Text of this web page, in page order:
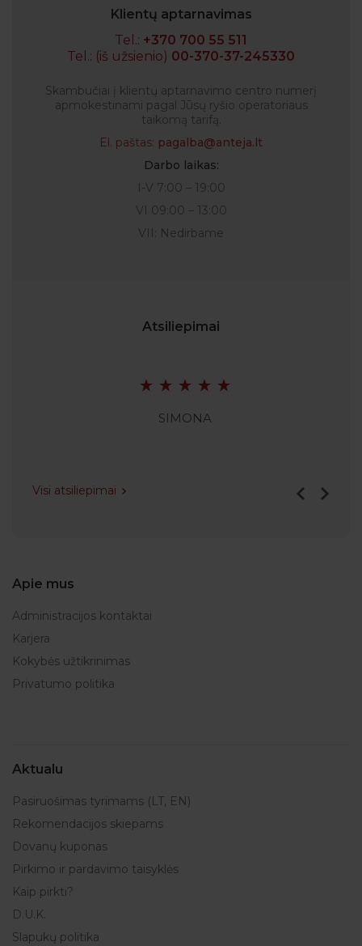
Klientų aptarnavimas
Tel.: +370 700 55 511
Tel.: (iš užsienio) 00-370-37-245330
Skambučiai į klientų aptarnavimo centro numerį
apmokestinami pagal Jūsų ryšio operatoriaus
taikomą tarifą.
El. paštas: pagalba@anteja.lt
Darbo laikas:
I-V 7:00 – 19:00
VI 09:00 – 13:00
VII: Nedirbame
Atsiliepimai
SIMONA
Visi atsiliepimai
Apie mus
Administracijos kontaktai
Karjera
Kokybės užtikrinimas
Privatumo politika
Aktualu
Pasiruošimas tyrimams (LT, EN)
Rekomendacijos skiepams
Dovanų kuponas
Pirkimo ir pardavimo taisyklės
Kaip pirkti?
D.U.K.
Slapukų politika